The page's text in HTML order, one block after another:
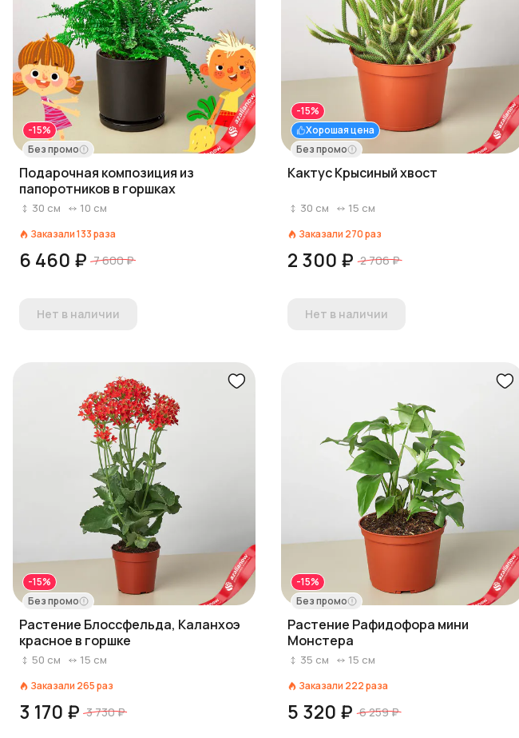
-15%
Без промо
Подарочная композиция из
папоротников в горшках
30 см 10 см
Заказали133раза
6 460 ₽ 7 600 ₽
Нет в наличии
Хорошая цена
-15%
Без промо
Кактус Крысиный хвост
30 см 15 см
Заказали 270раз
2 300 ₽ 2 706 ₽
Нет в наличии
-15%
Без промо
Растение Блоссфельда, Каланхоэ
красное в горшке
50 см 15 см
Заказали 265раз
3 170 ₽ 3 730 ₽
-15%
Без промо
Растение Рафидофора мини
Монстера
35 см 15 см
Заказали 222раза
5 320 ₽ 6 259 ₽